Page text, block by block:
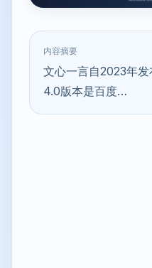
内容摘要
文心一言自2023年发
4.0版本是百度…